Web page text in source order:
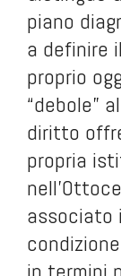
piano
a definire
proprio
“debole”
diritto
propria
associato